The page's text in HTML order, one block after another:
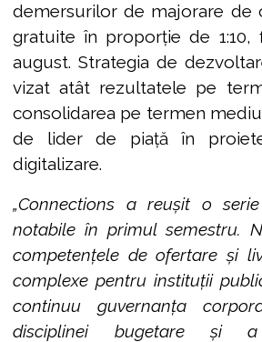
demersurilor de majorare de
gratuite în proporție de 1:10,
august. Strategia de
vizat atât rezultatele pe
consolidarea pe termen
de lider de piață în
digitalizare.
„Connections a reușit o
notabile în primul semestru.
competențele de ofertare și
complexe pentru instituții
continuu guvernanța
disciplinei bugetare și a